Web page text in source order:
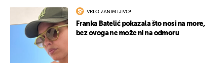
VRLO ZANIMLJIVO!
Franka Batelić pokazala što nosi na more,
bez ovoga ne može ni na odmoru
UKLJUČITE NOTIFIKACIJE